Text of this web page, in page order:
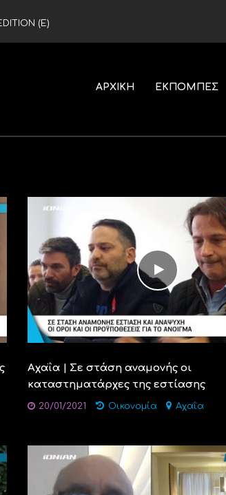
(Ε)
ΑΡΧΙΚΗ ΕΚΠΟΜΠΕΣ
Αχαΐα | Σε στάση αναμονής οι
καταστηματάρχες της εστίασης
20/01/2021 Οικονομία Αχαΐα